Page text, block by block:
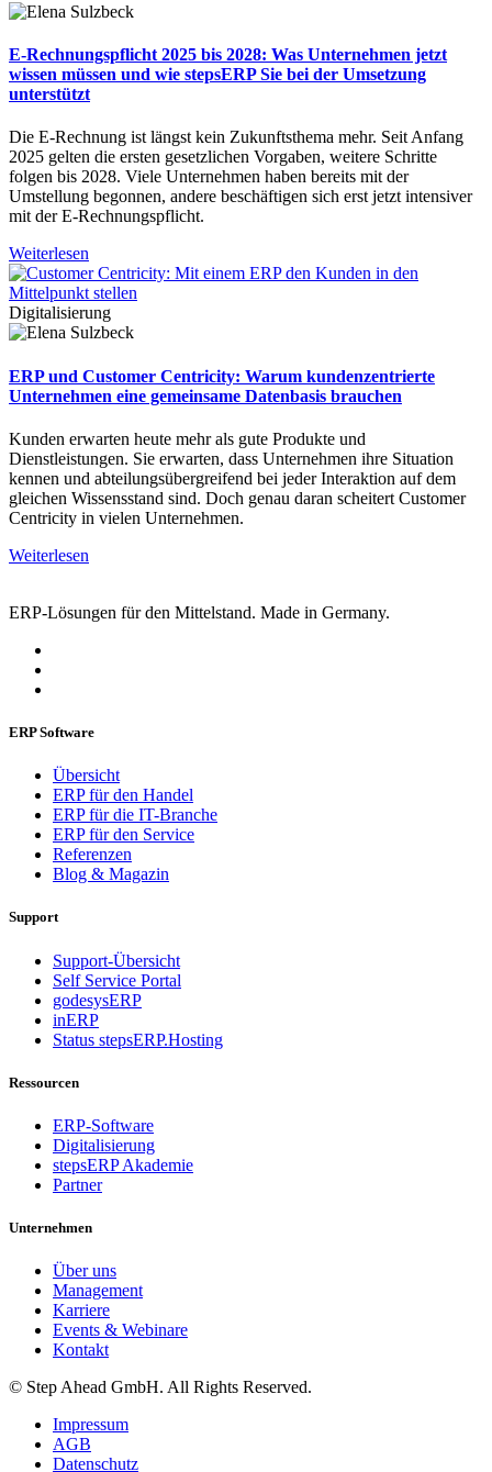
E-Rechnungspflicht 2025 bis 2028: Was Unternehmen jetzt
wissen müssen und wie stepsERP Sie bei der Umsetzung
unterstützt
Die E-Rechnung ist längst kein Zukunftsthema mehr. Seit Anfang
2025 gelten die ersten gesetzlichen Vorgaben, weitere Schritte
folgen bis 2028. Viele Unternehmen haben bereits mit der
Umstellung begonnen, andere beschäftigen sich erst jetzt intensiver
mit der E-Rechnungspflicht.
Weiterlesen
Digitalisierung
ERP und Customer Centricity: Warum kundenzentrierte
Unternehmen eine gemeinsame Datenbasis brauchen
Kunden erwarten heute mehr als gute Produkte und
Dienstleistungen. Sie erwarten, dass Unternehmen ihre Situation
kennen und abteilungsübergreifend bei jeder Interaktion auf dem
gleichen Wissensstand sind. Doch genau daran scheitert Customer
Centricity in vielen Unternehmen.
Weiterlesen
ERP-Lösungen für den Mittelstand. Made in Germany.
ERP Software
Übersicht
ERP für den Handel
ERP für die IT-Branche
ERP für den Service
Referenzen
Blog & Magazin
Support
Support-Übersicht
Self Service Portal
godesysERP
inERP
Status stepsERP.Hosting
Ressourcen
ERP-Software
Digitalisierung
stepsERP Akademie
Partner
Unternehmen
Über uns
Management
Karriere
Events & Webinare
Kontakt
© Step Ahead GmbH. All Rights Reserved.
Impressum
AGB
Datenschutz